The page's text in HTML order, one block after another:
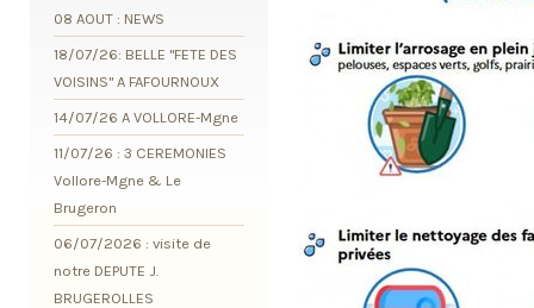
08 AOUT : NEWS
18/07/26: BELLE "FETE DES
VOISINS" A FAFOURNOUX
14/07/26 A VOLLORE-Mgne
11/07/26 : 3 CEREMONIES
Vollore-Mgne & Le
Brugeron
06/07/2026 : visite de
notre DEPUTE J.
BRUGEROLLES